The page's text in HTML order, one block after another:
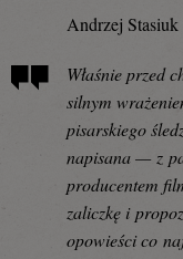
Andrzej Stasiuk
Właśnie przed
silnym
pisarskiego
napisana — z
producentem
zaliczkę i
opowieści co